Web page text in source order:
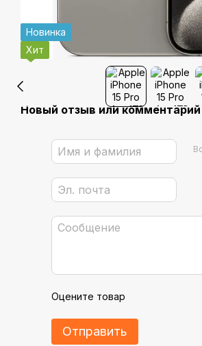
Новинка
Хит
Новый отзыв или комментарий
Оцените товар
Отправить